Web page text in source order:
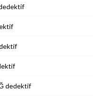
dedektif